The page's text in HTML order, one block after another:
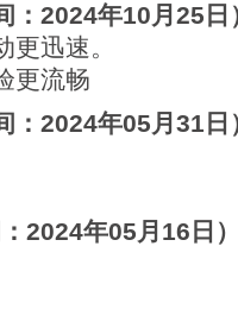
：2024年10月25日
迅速。
更流畅
：2024年05月31日
2024年05月16日